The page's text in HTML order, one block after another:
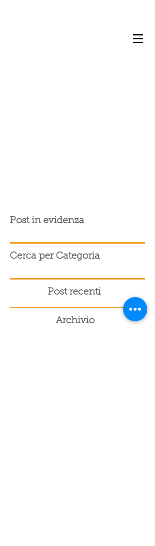
Post in evidenza
Cerca per Categoria
Post recenti
Archivio